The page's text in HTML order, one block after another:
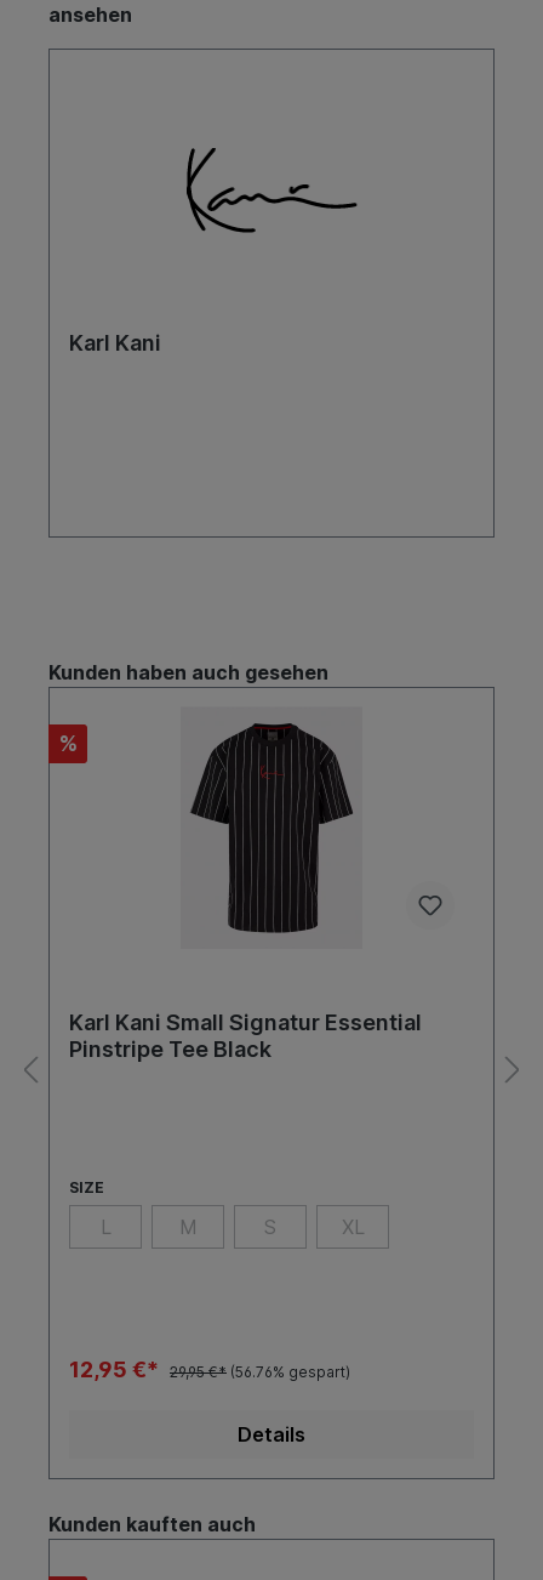
ansehen
Karl Kani
Kunden haben auch gesehen
%
Karl Kani Small Signatur Essential
Pinstripe Tee Black
SIZE
L M S XL
12,95 €* 29,95 €* (56.76% gespart)
Details
Kunden kauften auch